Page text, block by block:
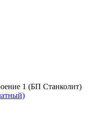
1 (БП Станколит)